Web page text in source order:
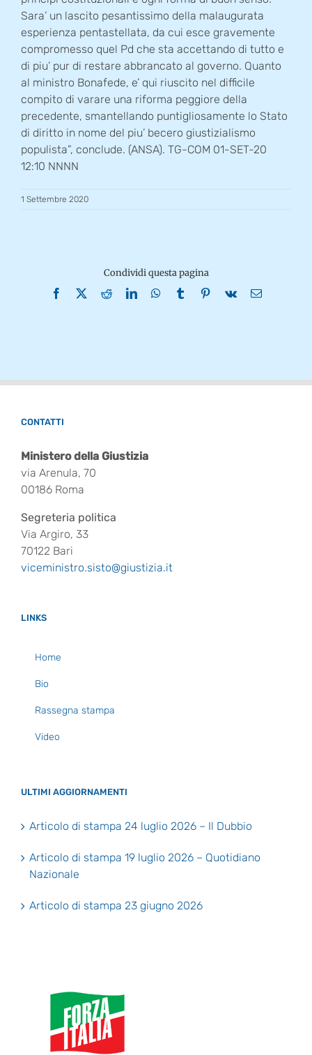
Sara’ un lascito pesantissimo della malaugurata
esperienza pentastellata, da cui esce gravemente
compromesso quel Pd che sta accettando di tutto e
di piu’ pur di restare abbrancato al governo. Quanto
al ministro Bonafede, e’ qui riuscito nel difficile
compito di varare una riforma peggiore della
precedente, smantellando puntigliosamente lo Stato
di diritto in nome del piu’ becero giustizialismo
populista”, conclude. (ANSA). TG-COM 01-SET-20
12:10 NNNN
1 Settembre 2020
Condividi questa pagina
Facebook
X RedditLinkedInWhatsApp
TumblrPinterest
Vk Email
CONTATTI
Ministero della Giustizia
via Arenula, 70
00186 Roma
Segreteria politica
Via Argiro, 33
70122 Bari
viceministro.sisto@giustizia.it
LINKS
Home
Bio
Rassegna stampa
Video
ULTIMI AGGIORNAMENTI
Articolo di stampa 24 luglio 2026 – Il Dubbio
Articolo di stampa 19 luglio 2026 – Quotidiano
Nazionale
Articolo di stampa 23 giugno 2026